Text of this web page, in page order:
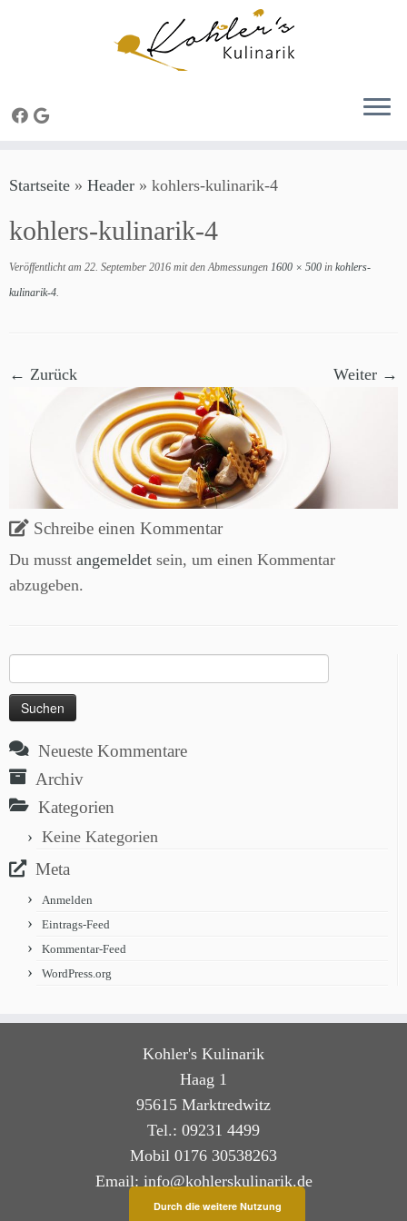
Inhalt
Startseite » Header » kohlers-kulinarik-4
kohlers-kulinarik-4
Veröffentlicht am 22. September 2016 mit den Abmessungen 1600 × 500 in kohlers-
kulinarik-4.
← Zurück Weiter →
Schreibe einen Kommentar
Du musst angemeldet sein, um einen Kommentar
abzugeben.
nach:
Neueste Kommentare
Archiv
Kategorien
Keine Kategorien
Meta
Anmelden
Eintrags-Feed
Kommentar-Feed
WordPress.org
Kohler's Kulinarik
Haag 1
95615 Marktredwitz
Tel.: 09231 4499
Mobil 0176 30538263
Email: info@kohlerskulinarik.de
Kontakt
Durch die weitere Nutzung